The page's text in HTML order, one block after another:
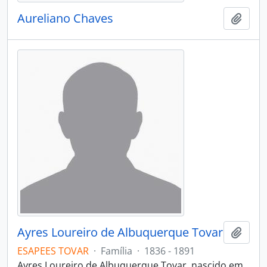
Aureliano Chaves
Ayres Loureiro de Albuquerque Tovar
ESAPEES TOVAR · Família · 1836 - 1891